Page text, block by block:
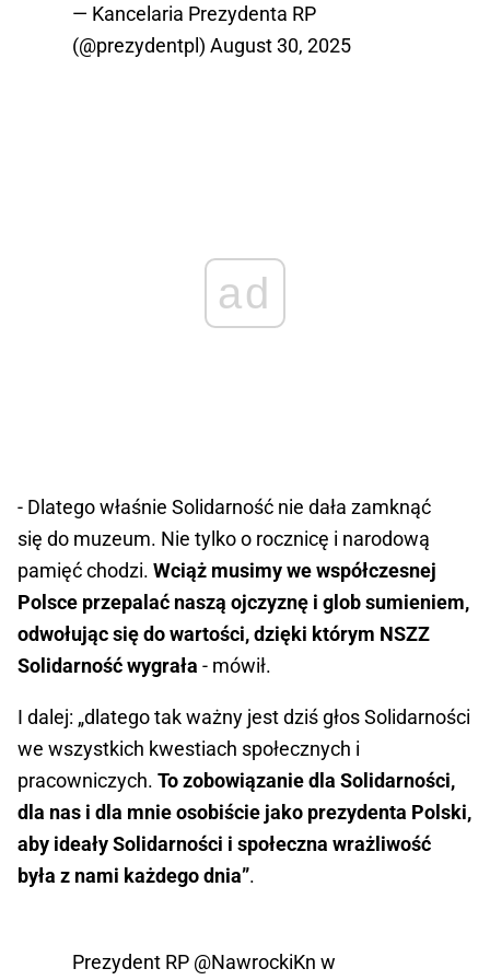
— Kancelaria Prezydenta RP
(@prezydentpl) August 30, 2025
ad
- Dlatego właśnie Solidarność nie dała zamknąć
się do muzeum. Nie tylko o rocznicę i narodową
pamięć chodzi. Wciąż musimy we współczesnej
Polsce przepalać naszą ojczyznę i glob sumieniem,
odwołując się do wartości, dzięki którym NSZZ
Solidarność wygrała - mówił.
I dalej: „dlatego tak ważny jest dziś głos Solidarności
we wszystkich kwestiach społecznych i
pracowniczych. To zobowiązanie dla Solidarności,
dla nas i dla mnie osobiście jako prezydenta Polski,
aby ideały Solidarności i społeczna wrażliwość
była z nami każdego dnia”.
Prezydent RP @NawrockiKn w